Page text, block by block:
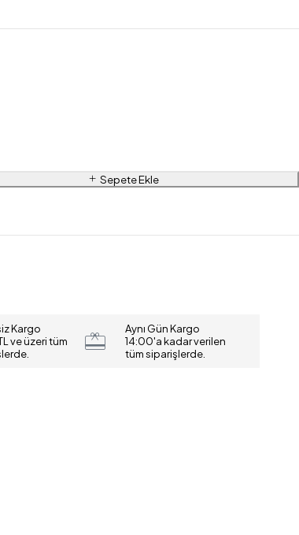
Sepete Ekle
Kargo
ve üzeri tüm
Aynı Gün Kargo
14:00'a kadar verilen
tüm siparişlerde.